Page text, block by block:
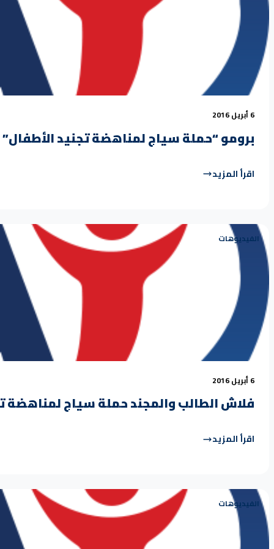
6 أبريل 2016
برومو “حملة سياج لمناهضة تجنيد الأطفال”
اقرأ المزيد
الفيديوهات
6 أبريل 2016
فلاش الطالب والمجند حملة سياج لمناهضة
اقرأ المزيد
الفيديوهات